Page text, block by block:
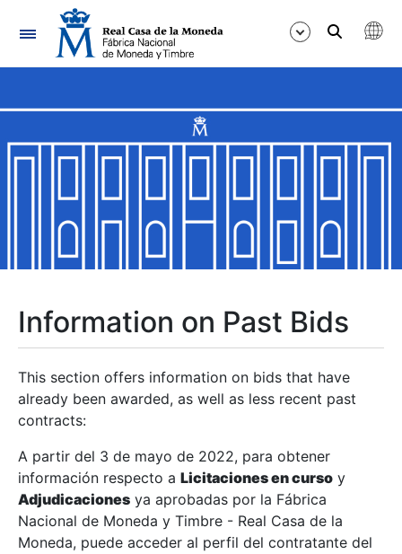
Navigation
Show/Hide
Show/Hide
Show/Hide
Show/Hide
Show/Hide
Information on Past Bids
This section offers information on bids that have
already been awarded, as well as less recent past
contracts:
A partir del 3 de mayo de 2022, para obtener
información respecto a Licitaciones en curso y
Adjudicaciones ya aprobadas por la Fábrica
Nacional de Moneda y Timbre - Real Casa de la
Moneda, puede acceder al perfil del contratante del